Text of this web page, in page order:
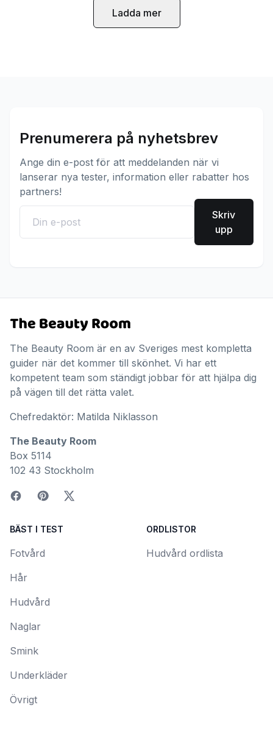
Ladda mer
Prenumerera på nyhetsbrev
Ange din e-post för att meddelanden när vi
lanserar nya tester, information eller rabatter hos
partners!
Skriv
upp
The Beauty Room är en av Sveriges mest kompletta
guider när det kommer till skönhet. Vi har ett
kompetent team som ständigt jobbar för att hjälpa dig
på vägen till det rätta valet.
Chefredaktör: Matilda Niklasson
The Beauty Room
Box 5114
102 43 Stockholm
BÄST I TEST
Fotvård
Hår
Hudvård
Naglar
Smink
Underkläder
Övrigt
ORDLISTOR
Hudvård ordlista